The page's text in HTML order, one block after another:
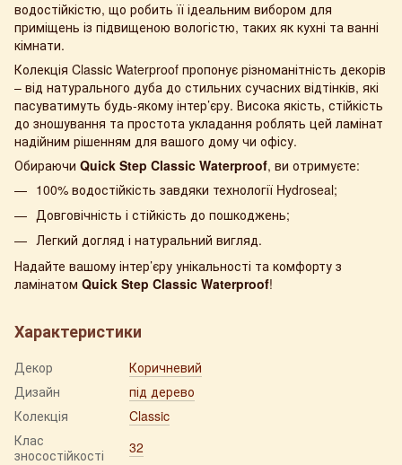
водостійкістю, що робить її ідеальним вибором для
приміщень із підвищеною вологістю, таких як кухні та ванні
кімнати.
Колекція Classic Waterproof пропонує різноманітність декорів
– від натурального дуба до стильних сучасних відтінків, які
пасуватимуть будь-якому інтер’єру. Висока якість, стійкість
до зношування та простота укладання роблять цей ламінат
надійним рішенням для вашого дому чи офісу.
Обираючи Quick Step Classic Waterproof, ви отримуєте:
100% водостійкість завдяки технології Hydroseal;
Довговічність і стійкість до пошкоджень;
Легкий догляд і натуральний вигляд.
Надайте вашому інтер’єру унікальності та комфорту з
ламінатом Quick Step Classic Waterproof!
Характеристики
Декор
Коричневий
Дизайн
під дерево
Колекція
Classic
Клас
зносостійкості
32